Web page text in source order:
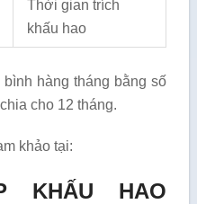
Thời gian trích
khấu hao
hàng tháng bằng số
cho 12 tháng.
khảo tại:
KHẤU HAO